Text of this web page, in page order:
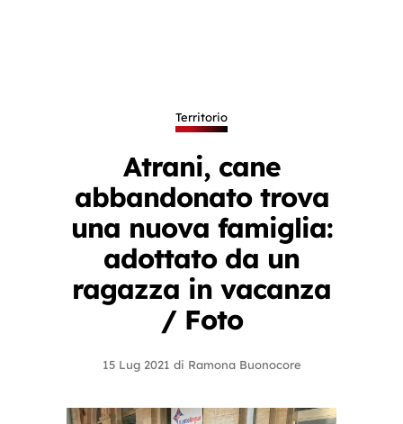
Territorio
Atrani, cane
abbandonato trova
una nuova famiglia:
adottato da un
ragazza in vacanza
/ Foto
15 Lug 2021 di Ramona Buonocore